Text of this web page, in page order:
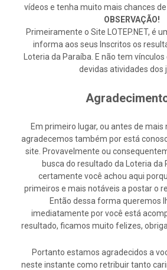
vídeos e tenha muito mais chances
OBSERVAÇÃO!
Primeiramente o Site LOTEP.NET, é
informa aos seus Inscritos os
Loteria da Paraíba. E não tem
devidas atividades dos
Em primeiro lugar, ou antes de
agradecemos também por está
site. Provavelmente ou
busca do resultado da Loteria da
certamente você achou aqui
primeiros e mais notáveis a postar o
Então dessa forma queremos
imediatamente por você está
resultado, ficamos muito felizes,
Portanto estamos agradecidos a
neste instante como retribuir tanto